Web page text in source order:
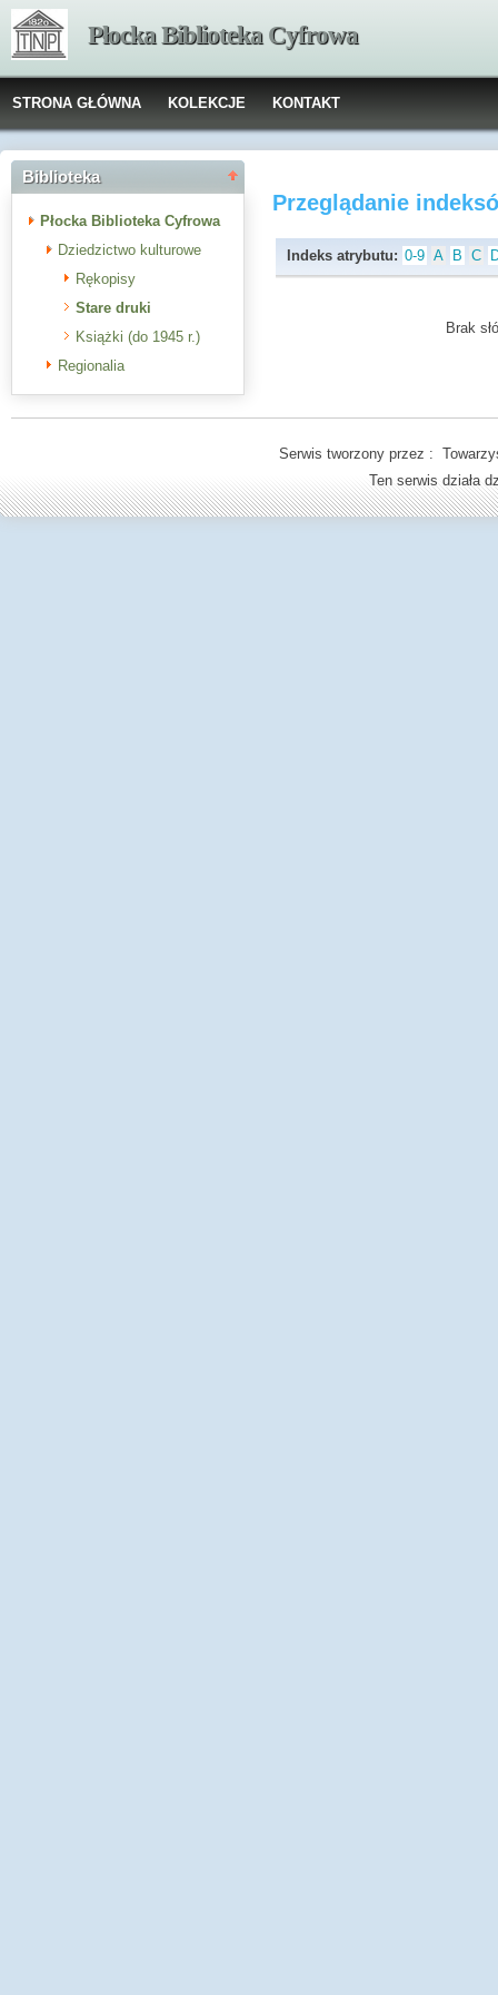
Płocka Biblioteka Cyfrowa
STRONA GŁÓWNA KOLEKCJE KONTAKT
Biblioteka
Płocka Biblioteka Cyfrowa
Dziedzictwo kulturowe
Rękopisy
Stare druki
Książki (do 1945 r.)
Regionalia
Przeglądanie
Indeks atrybutu: 0-9 A B C
Brak
Serwis tworzony przez :
Ten serwis działa